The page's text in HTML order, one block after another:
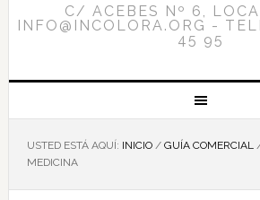
C/ ACEBES Nº 6,
INFO@INCOLORA.ORG -
45 95
USTED ESTÁ AQUÍ: INICIO / GUÍA COMERCIAL
MEDICINA